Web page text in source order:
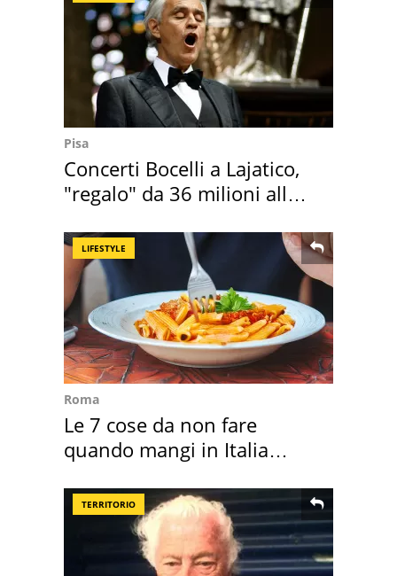
Pisa
Concerti Bocelli a Lajatico,
"regalo" da 36 milioni alla
LIFESTYLE
Roma
Le 7 cose da non fare
quando mangi in Italia
TERRITORIO